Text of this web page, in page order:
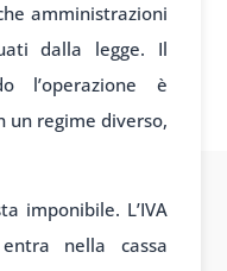
amministrazioni
dalla legge. Il
l’operazione è
un regime diverso,
imponibile. L’IVA
nella cassa